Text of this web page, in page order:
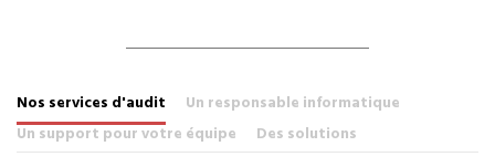
Nos services d'audit
Un responsable informatique
Un support pour votre équipe
Des solutions